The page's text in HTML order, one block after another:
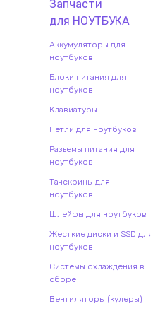
Запчасти
для НОУТБУКА
Аккумуляторы для
ноутбуков
Блоки питания для
ноутбуков
Клавиатуры
Петли для ноутбуков
Разъемы питания для
ноутбуков
Тачскрины для
ноутбуков
Шлейфы для ноутбуков
Жесткие диски и SSD для
ноутбуков
Системы охлаждения в
сборе
Вентиляторы (кулеры)